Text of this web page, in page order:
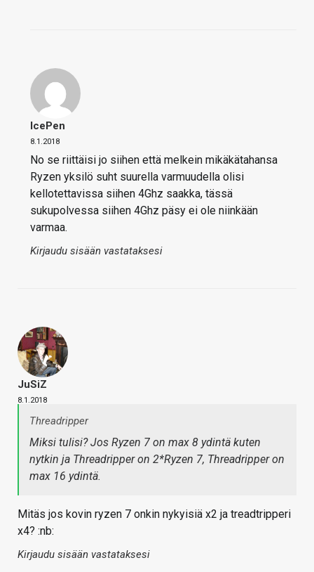
IcePen
8.1.2018
No se riittäisi jo siihen että melkein mikäkätahansa
Ryzen yksilö suht suurella varmuudella olisi
kellotettavissa siihen 4Ghz saakka, tässä
sukupolvessa siihen 4Ghz päsy ei ole niinkään
varmaa.
Kirjaudu sisään vastataksesi
JuSiZ
8.1.2018
Threadripper
Miksi tulisi? Jos Ryzen 7 on max 8 ydintä kuten
nytkin ja Threadripper on 2*Ryzen 7, Threadripper on
max 16 ydintä.
Mitäs jos kovin ryzen 7 onkin nykyisiä x2 ja treadtripperi
x4? :nb:
Kirjaudu sisään vastataksesi